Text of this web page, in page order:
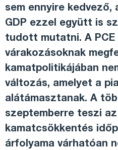
sem ennyire kedvező,
GDP ezzel együtt is
tudott mutatni. A PCE
várakozásoknak
kamatpolitikájában
változás, amelyet a
alátámasztanak. A
szeptemberre teszi
kamatcsökkentés
árfolyama várhatóan